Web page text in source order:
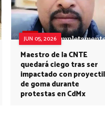
JUN 05, 2026
Maestro de la CNTE
quedará ciego tras ser
impactado con proyectil
de goma durante
protestas en CdMx